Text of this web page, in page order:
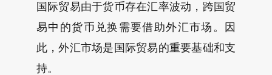
国际贸易由于货币存在汇率波动，跨国贸
易中的货币兑换需要借助外汇市场。因
此，外汇市场是国际贸易的重要基础和支
持。